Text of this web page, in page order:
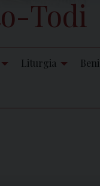
Todi
Liturgia